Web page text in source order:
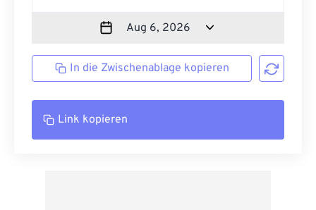
In die Zwischenablage kopieren
Link kopieren